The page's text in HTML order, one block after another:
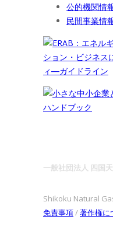
公的機関情
民間事業情
一般社団法人 四国
Shikoku Natural
免責事項/著作権に